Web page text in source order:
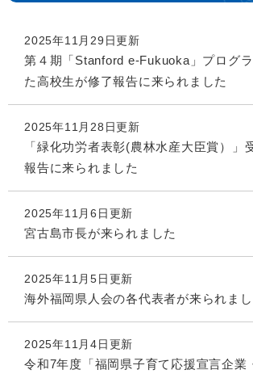
2025年11月29日更新
第４期「Stanford e-Fukuoka」プログ
た高校生が修了報告に来られました
2025年11月28日更新
「緑化功労者表彰(農林水産大臣賞）」
報告に来られました
2025年11月6日更新
宮古島市長が来られました
2025年11月5日更新
海外福岡県人会の各代表者が来られま
2025年11月4日更新
令和7年度「福岡県子育て応援宣言企業